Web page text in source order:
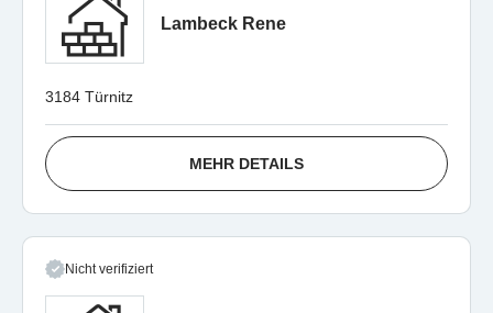
Lambeck Rene
3184 Türnitz
MEHR DETAILS
Nicht verifiziert